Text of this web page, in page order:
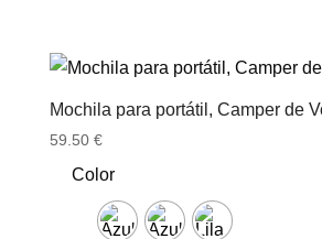
Mochila para portátil, Camper de
59.50 €
Color